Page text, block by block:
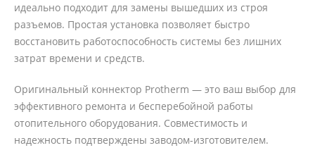
идеально подходит для замены вышедших из строя
разъемов. Простая установка позволяет быстро
восстановить работоспособность системы без лишних
затрат времени и средств.
Оригинальный коннектор Protherm — это ваш выбор для
эффективного ремонта и бесперебойной работы
отопительного оборудования. Совместимость и
надежность подтверждены заводом-изготовителем.